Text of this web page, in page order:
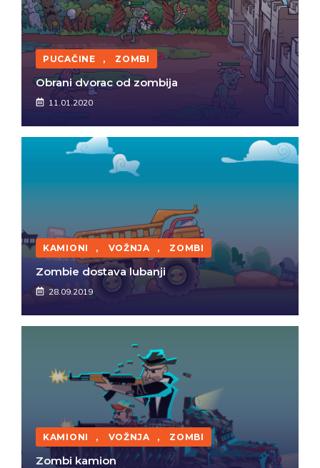
PUCAČINE , ZOMBI
Obrani dvorac od zombija
11.01.2020
KAMIONI , VOŽNJA , ZOMBI
Zombie dostava lubanji
28.09.2019
KAMIONI , VOŽNJA , ZOMBI
Zombi kamion